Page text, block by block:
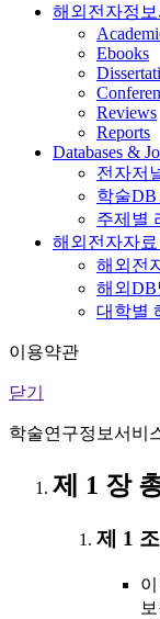
해외전자정
Ebooks
Reviews
Reports
Databases &
전자저
학술DB
주제별
해외전자자
해외전
해외
대학별
이용약관
닫기
학술연구정보서비
제 1 장
제 1